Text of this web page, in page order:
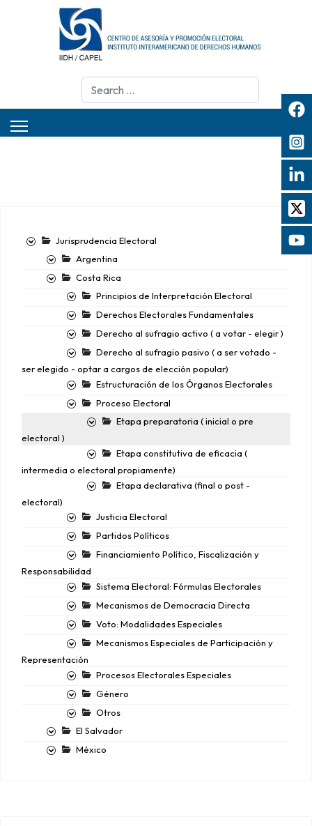
Search
Jurisprudencia Electoral
Argentina
Costa Rica
Principios de Interpretación Electoral
Derechos Electorales Fundamentales
Derecho al sufragio activo ( a votar - elegir )
Derecho al sufragio pasivo ( a ser votado -
ser elegido - optar a cargos de elección popular)
Estructuración de los Órganos Electorales
Proceso Electoral
Etapa preparatoria ( inicial o pre
electoral )
Etapa constitutiva de eficacia (
intermedia o electoral propiamente)
Etapa declarativa (final o post -
electoral)
Justicia Electoral
Partidos Políticos
Financiamiento Político, Fiscalización y
Responsabilidad
Sistema Electoral: Fórmulas Electorales
Mecanismos de Democracia Directa
Voto: Modalidades Especiales
Mecanismos Especiales de Participación y
Representación
Procesos Electorales Especiales
Género
Otros
El Salvador
México